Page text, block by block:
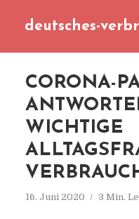
deutsches-
CORONA-
WICHTIGE
16. Juni 2020 3 Min.